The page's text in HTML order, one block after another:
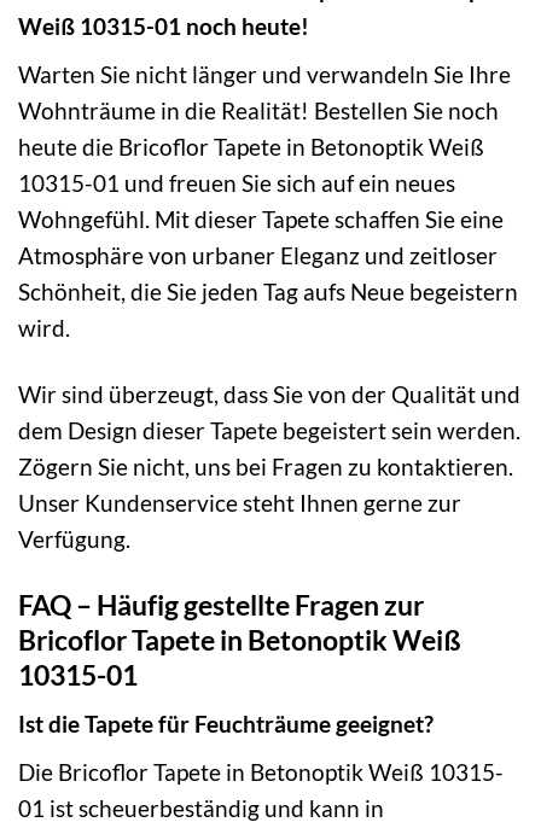
Weiß 10315-01 noch heute!
Warten Sie nicht länger und verwandeln Sie Ihre
Wohnträume in die Realität! Bestellen Sie noch
heute die Bricoflor Tapete in Betonoptik Weiß
10315-01 und freuen Sie sich auf ein neues
Wohngefühl. Mit dieser Tapete schaffen Sie eine
Atmosphäre von urbaner Eleganz und zeitloser
Schönheit, die Sie jeden Tag aufs Neue begeistern
wird.
Wir sind überzeugt, dass Sie von der Qualität und
dem Design dieser Tapete begeistert sein werden.
Zögern Sie nicht, uns bei Fragen zu kontaktieren.
Unser Kundenservice steht Ihnen gerne zur
Verfügung.
FAQ – Häufig gestellte Fragen zur
Bricoflor Tapete in Betonoptik Weiß
10315-01
Ist die Tapete für Feuchträume geeignet?
Die Bricoflor Tapete in Betonoptik Weiß 10315-
01 ist scheuerbeständig und kann in